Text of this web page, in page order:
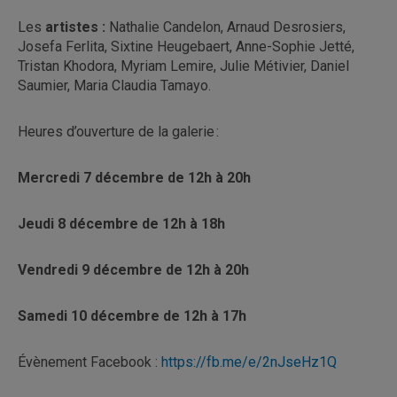
Les artistes : Nathalie Candelon, Arnaud Desrosiers,
Josefa Ferlita, Sixtine Heugebaert, Anne-Sophie Jetté,
Tristan Khodora, Myriam Lemire, Julie Métivier, Daniel
Saumier, Maria Claudia Tamayo.
Heures d’ouverture de la galerie :
Mercredi 7 décembre de 12h à 20h
Jeudi 8 décembre de 12h à 18h
Vendredi 9 décembre de 12h à 20h
Samedi 10 décembre de 12h à 17h
Évènement Facebook : https://fb.me/e/2nJseHz1Q